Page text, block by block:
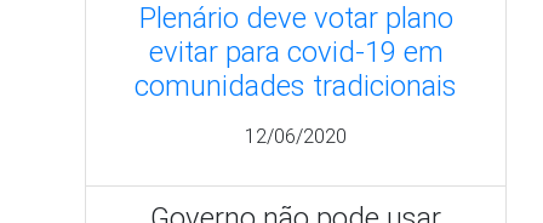
Plenário deve votar plano
evitar para covid-19 em
comunidades tradicionais
12/06/2020